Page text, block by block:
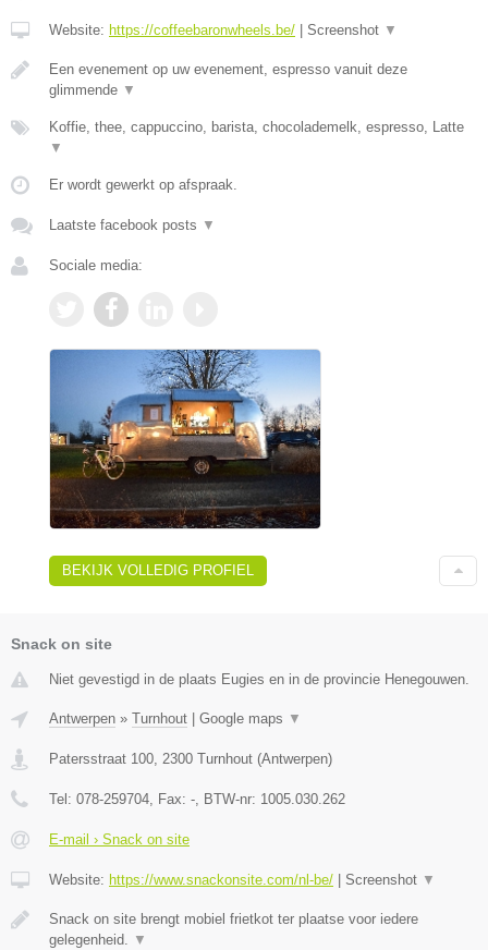
Website: https://coffeebaronwheels.be/ | Screenshot ▼
Een evenement op uw evenement, espresso vanuit deze
glimmende ▼
Koffie, thee, cappuccino, barista, chocolademelk, espresso, Latte
▼
Er wordt gewerkt op afspraak.
Laatste facebook posts ▼
Sociale media:
BEKIJK VOLLEDIG PROFIEL
Snack on site
Niet gevestigd in de plaats Eugies en in de provincie Henegouwen.
Antwerpen » Turnhout Google maps ▼
Patersstraat 100, 2300 Turnhout (Antwerpen)
Tel: 078-259704, Fax: -, BTW-nr: 1005.030.262
E-mail › Snack on site
Website: https://www.snackonsite.com/nl-be/ Screenshot ▼
Snack on site brengt mobiel frietkot ter plaatse voor iedere
gelegenheid. ▼